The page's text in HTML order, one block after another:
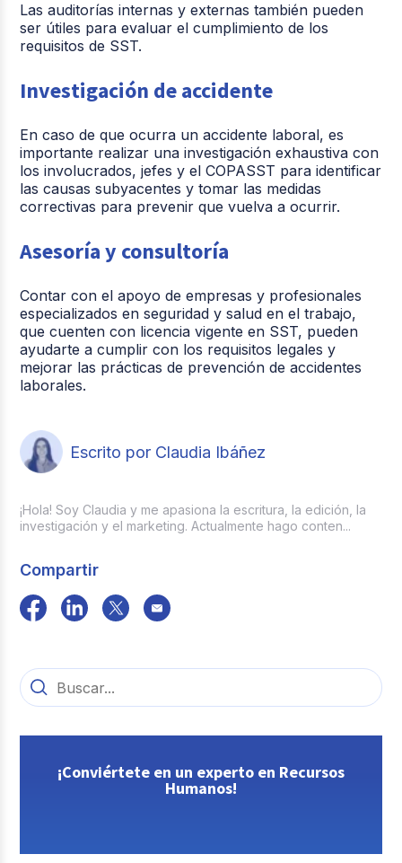
Las auditorías internas y externas también pueden
ser útiles para evaluar el cumplimiento de los
requisitos de SST.
Investigación de accidente
En caso de que ocurra un accidente laboral, es
importante realizar una investigación exhaustiva con
los involucrados, jefes y el COPASST para identificar
las causas subyacentes y tomar las medidas
correctivas para prevenir que vuelva a ocurrir.
Asesoría y consultoría
Contar con el apoyo de empresas y profesionales
especializados en seguridad y salud en el trabajo,
que cuenten con licencia vigente en SST, pueden
ayudarte a cumplir con los requisitos legales y
mejorar las prácticas de prevención de accidentes
laborales.
Escrito por Claudia Ibáñez
¡Hola! Soy Claudia y me apasiona la escritura, la edición, la
investigación y el marketing. Actualmente hago conten...
Compartir
¡Conviértete en un experto en Recursos
Humanos!